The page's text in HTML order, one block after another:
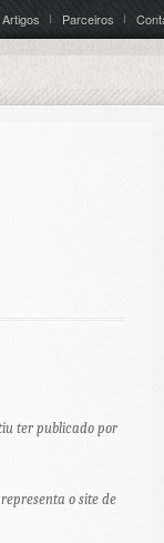
Artigos Parceiros
ter publicado por
o site de